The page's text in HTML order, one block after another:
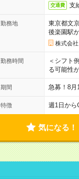
交通費 支
勤務地
東京都文
後楽園駅
株式会
勤務時間
＜シフト
る可能性
期間 急募！8月
特徴 週1日から
気になる！